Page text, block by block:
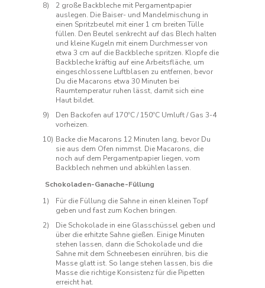
2 große Backbleche mit Pergamentpapier
auslegen. Die Baiser- und Mandelmischung in
einen Spritzbeutel mit einer 1 cm breiten Tülle
füllen. Den Beutel senkrecht auf das Blech halten
und kleine Kugeln mit einem Durchmesser von
etwa 3 cm auf die Backbleche spritzen. Klopfe die
Backbleche kräftig auf eine Arbeitsfläche, um
eingeschlossene Luftblasen zu entfernen, bevor
Du die Macarons etwa 30 Minuten bei
Raumtemperatur ruhen lässt, damit sich eine
Haut bildet.
Den Backofen auf 170ºC / 150ºC Umluft / Gas 3-4
vorheizen.
Backe die Macarons 12 Minuten lang, bevor Du
sie aus dem Ofen nimmst. Die Macarons, die
noch auf dem Pergamentpapier liegen, vom
Backblech nehmen und abkühlen lassen.
Schokoladen-Ganache-Füllung
Für die Füllung die Sahne in einen kleinen Topf
geben und fast zum Kochen bringen.
Die Schokolade in eine Glasschüssel geben und
über die erhitzte Sahne gießen. Einige Minuten
stehen lassen, dann die Schokolade und die
Sahne mit dem Schneebesen einrühren, bis die
Masse glatt ist. So lange stehen lassen, bis die
Masse die richtige Konsistenz für die Pipetten
erreicht hat.